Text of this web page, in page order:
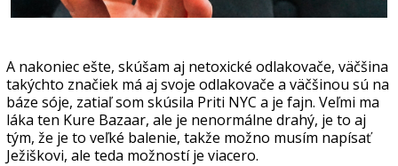
A nakoniec ešte, skúšam aj netoxické odlakovače, väčšina
takýchto značiek má aj svoje odlakovače a väčšinou sú na
báze sóje, zatiaľ som skúsila Priti NYC a je fajn. Veľmi ma
láka ten Kure Bazaar, ale je nenormálne drahý, je to aj
tým, že je to veľké balenie, takže možno musím napísať
Ježiškovi, ale teda možností je viacero.